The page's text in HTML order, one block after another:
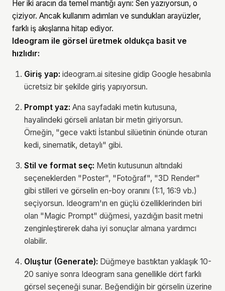
Her iki aracın da temel mantığı aynı: Sen yazıyorsun, o
çiziyor. Ancak kullanım adımları ve sundukları arayüzler,
farklı iş akışlarına hitap ediyor.
Ideogram ile görsel üretmek oldukça basit ve
hızlıdır:
Giriş yap: ideogram.ai sitesine gidip Google hesabınla
ücretsiz bir şekilde giriş yapıyorsun.
Prompt yaz: Ana sayfadaki metin kutusuna,
hayalindeki görseli anlatan bir metin giriyorsun.
Örneğin, "gece vakti İstanbul silüetinin önünde oturan
kedi, sinematik, detaylı" gibi.
Stil ve format seç: Metin kutusunun altındaki
seçeneklerden "Poster", "Fotoğraf", "3D Render"
gibi stilleri ve görselin en-boy oranını (1:1, 16:9 vb.)
seçiyorsun. Ideogram'ın en güçlü özelliklerinden biri
olan "Magic Prompt" düğmesi, yazdığın basit metni
zenginleştirerek daha iyi sonuçlar almana yardımcı
olabilir.
Oluştur (Generate): Düğmeye bastıktan yaklaşık 10-
20 saniye sonra Ideogram sana genellikle dört farklı
görsel seçeneği sunar. Beğendiğin bir görselin üzerine